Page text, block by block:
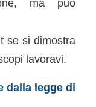
ma può
se si dimostra
lavoravi.
dalla legge di